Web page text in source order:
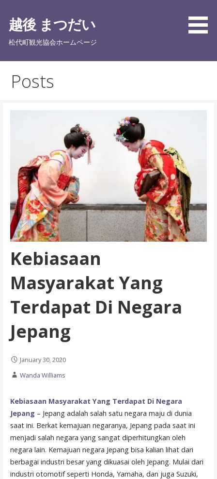
content
越後 まつだい
松代町観光協会ホームページ
Posts
Kebiasaan
Masyarakat Yang
Terdapat Di Negara
Jepang
January 30, 2020
Wanda Williams
Kebiasaan Masyarakat Yang Terdapat Di Negara
Jepang – Jepang adalah salah satu negara maju di dunia
saat ini. Berkat kemajuan negaranya, Jepang pada saat ini
menjadi salah negara yang sangat diperhitungkan oleh
negara lain. Kemajuan negara Jepang bisa kalian lihat dari
berbagai industri besar yang dikuasai oleh Jepang. Mulai dari
industri otomotif seperti Honda, Yamaha, dan juga Suzuki,